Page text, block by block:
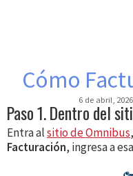
Cómo
6 de abril, 2026
Paso 1. Dentro del
Entra alsitio de Omnibus
Facturación, ingresa a